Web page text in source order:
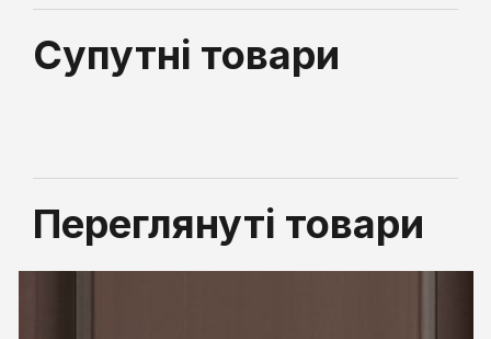
Супутні товари
Переглянуті товари